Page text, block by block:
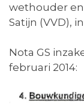
wethouder
Satijn (VVD),
Nota GS
februari 2014: